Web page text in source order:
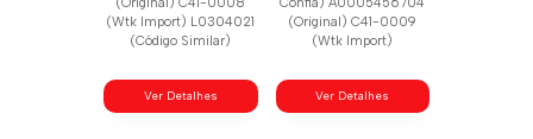
(Original) C41-0008
(Wtk Import) L0304021
(Código Similar)
Ver Detalhes
Confia) A0005456704
(Original) C41-0009
(Wtk Import)
Ver Detalhes